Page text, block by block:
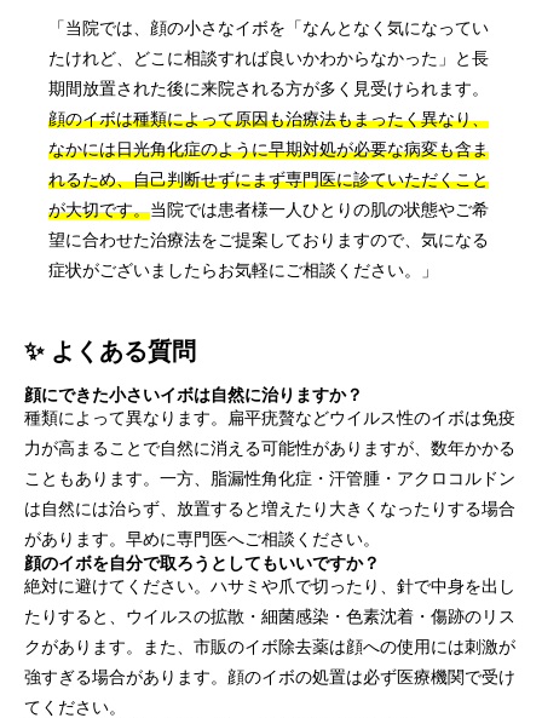
「当院では、顔の小さなイボを「なんとなく気になってい
たけれど、どこに相談すれば良いかわからなかった」と長
期間放置された後に来院される方が多く見受けられます。
顔のイボは種類によって原因も治療法もまったく異なり、
なかには日光角化症のように早期対処が必要な病変も含ま
れるため、自己判断せずにまず専門医に診ていただくこと
が大切です。当院では患者様一人ひとりの肌の状態やご希
望に合わせた治療法をご提案しておりますので、気になる
症状がございましたらお気軽にご相談ください。」
✨ よくある質問
顔にできた小さいイボは自然に治りますか？
種類によって異なります。扁平疣贅などウイルス性のイボは免疫
力が高まることで自然に消える可能性がありますが、数年かかる
こともあります。一方、脂漏性角化症・汗管腫・アクロコルドン
は自然には治らず、放置すると増えたり大きくなったりする場合
があります。早めに専門医へご相談ください。
顔のイボを自分で取ろうとしてもいいですか？
絶対に避けてください。ハサミや爪で切ったり、針で中身を出し
たりすると、ウイルスの拡散・細菌感染・色素沈着・傷跡のリス
クがあります。また、市販のイボ除去薬は顔への使用には刺激が
強すぎる場合があります。顔のイボの処置は必ず医療機関で受け
てください。